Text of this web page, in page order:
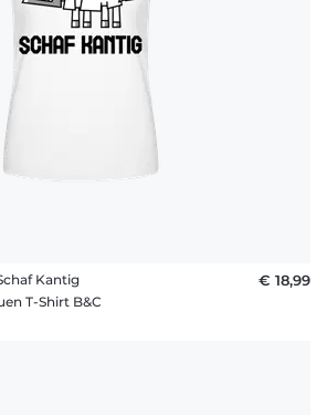
Kantig
T-Shirt B&C
€ 18,99